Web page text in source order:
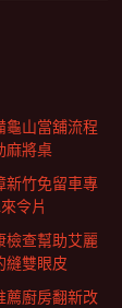
龜山當舖流程
麻將桌
新竹免留車專
令片
檢查幫助艾麗
縫雙眼皮
薦廚房翻新改